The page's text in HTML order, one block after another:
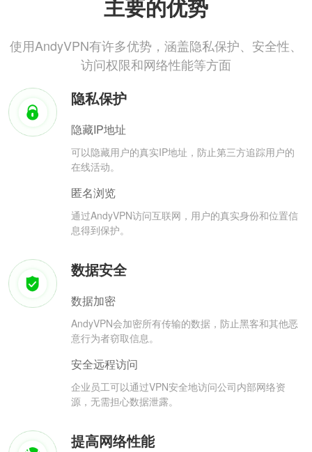
主要的优势
使用AndyVPN有许多优势，涵盖隐私保护、安全性、
访问权限和网络性能等方面
隐私保护
隐藏IP地址
可以隐藏用户的真实IP地址，防止第三方追踪用户的
在线活动。
匿名浏览
通过AndyVPN访问互联网，用户的真实身份和位置信
息得到保护。
数据安全
数据加密
AndyVPN会加密所有传输的数据，防止黑客和其他恶
意行为者窃取信息。
安全远程访问
企业员工可以通过VPN安全地访问公司内部网络资
源，无需担心数据泄露。
提高网络性能